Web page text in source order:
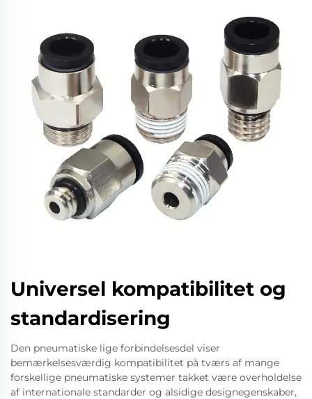
Universel kompatibilitet og
standardisering
Den pneumatiske lige forbindelsesdel viser
bemærkelsesværdig kompatibilitet på tværs af mange
forskellige pneumatiske systemer takket være overholdelse
af internationale standarder og alsidige designegenskaber,